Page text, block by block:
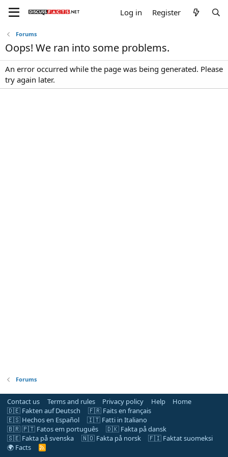
Log in Register
Forums
Oops! We ran into some problems.
An error occurred while the page was being generated. Please
try again later.
Forums
Contact us Terms and rules Privacy policy Help
Home
🇩🇪 Fakten auf Deutsch
🇫🇷 Faits en français
🇪🇸 Hechos en Español
🇮🇹 Fatti in Italiano
🇧🇷 🇵🇹 Fatos em português
🇩🇰 Fakta på dansk
🇸🇪 Fakta på svenska
🇳🇴 Fakta på norsk
🇫🇮 Faktat suomeksi
🌍 Facts
R